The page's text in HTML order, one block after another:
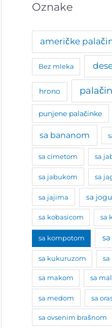
Oznake
američke
Bez mleka
hrono
punjene palačinke
sa bananom
sa cimetom sa
sa jabukom sa
sa jajima sa
sa kobasicom sa
sa kompotom
sa kukuruzom
sa makom sa
sa medom sa
sa ovsenim brašnom